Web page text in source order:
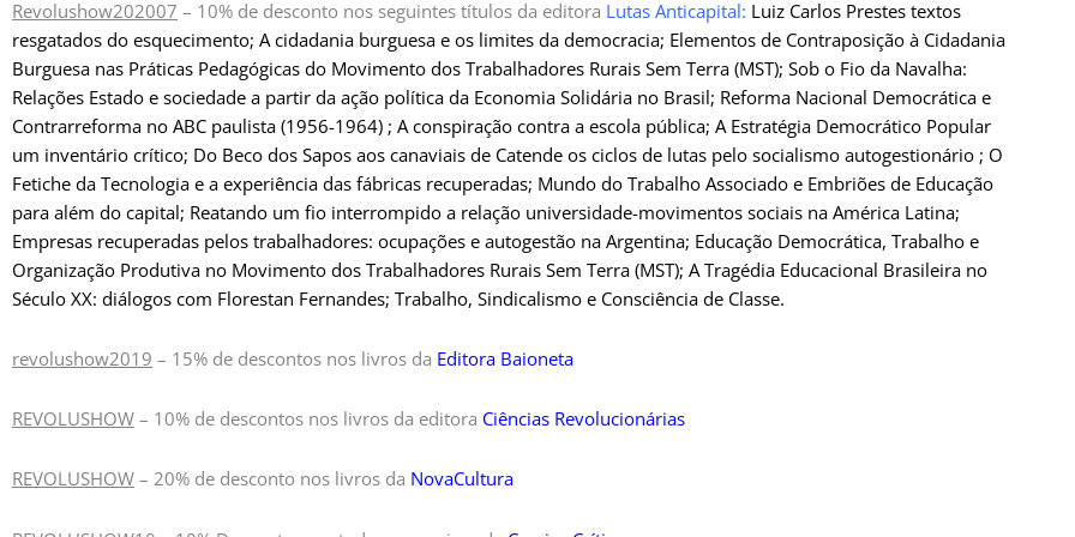
Revolushow202007 – 10% de desconto nos seguintes títulos da editora Lutas Anticapital: Luiz Carlos Prestes textos
resgatados do esquecimento; A cidadania burguesa e os limites da democracia; Elementos de Contraposição à Cidadania
Burguesa nas Práticas Pedagógicas do Movimento dos Trabalhadores Rurais Sem Terra (MST); Sob o Fio da Navalha:
Relações Estado e sociedade a partir da ação política da Economia Solidária no Brasil; Reforma Nacional Democrática e
Contrarreforma no ABC paulista (1956-1964) ; A conspiração contra a escola pública; A Estratégia Democrático Popular
um inventário crítico; Do Beco dos Sapos aos canaviais de Catende os ciclos de lutas pelo socialismo autogestionário ; O
Fetiche da Tecnologia e a experiência das fábricas recuperadas; Mundo do Trabalho Associado e Embriões de Educação
para além do capital; Reatando um fio interrompido a relação universidade-movimentos sociais na América Latina;
Empresas recuperadas pelos trabalhadores: ocupações e autogestão na Argentina; Educação Democrática, Trabalho e
Organização Produtiva no Movimento dos Trabalhadores Rurais Sem Terra (MST); A Tragédia Educacional Brasileira no
Século XX: diálogos com Florestan Fernandes; Trabalho, Sindicalismo e Consciência de Classe.
revolushow2019 – 15% de descontos nos livros da Editora Baioneta
REVOLUSHOW – 10% de descontos nos livros da editora Ciências Revolucionárias
REVOLUSHOW – 20% de desconto nos livros da NovaCultura